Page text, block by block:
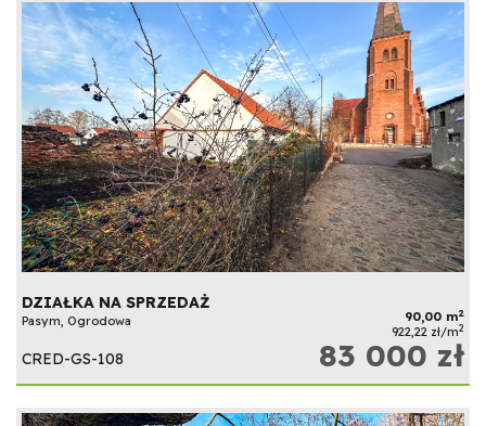
DZIAŁKA NA SPRZEDAŻ
Pasym, Ogrodowa 90,00 m2
922,22 zł/m2
CRED-GS-108 83 000 zł